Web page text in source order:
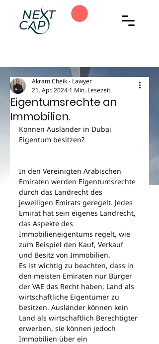
Eigentumsrechte an
Immobilien.
Akram Cheik - Lawyer
21. Apr. 2024 1 Min. Lesezeit
Können Ausländer in Dubai
Eigentum besitzen?
In den Vereinigten Arabischen
Emiraten werden Eigentumsrechte
durch das Landrecht des
jeweiligen Emirats geregelt. Jedes
Emirat hat sein eigenes Landrecht,
das Aspekte des
Immobilieneigentums regelt, wie
zum Beispiel den Kauf, Verkauf
und Besitz von Immobilien.
Es ist wichtig zu beachten, dass in
den meisten Emiraten nur Bürger
der VAE das Recht haben, Land als
wirtschaftliche Eigentümer zu
besitzen. Ausländer können kein
Land als wirtschaftlich Berechtigter
erwerben, sie können jedoch
Immobilien über ein